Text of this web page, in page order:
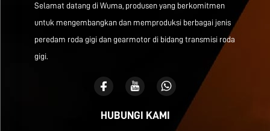
Selamat datang di Wuma, produsen yang berkomitmen
untuk mengembangkan dan memproduksi berbagai jenis
peredam roda gigi dan gearmotor di bidang transmisi roda
gigi.
HUBUNGI KAMI